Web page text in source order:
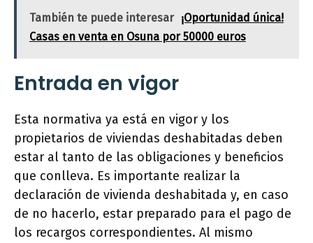
También te puede interesar ¡Oportunidad única!
Casas en venta en Osuna por 50000 euros
Entrada en vigor
Esta normativa ya está en vigor y los
propietarios de viviendas deshabitadas deben
estar al tanto de las obligaciones y beneficios
que conlleva. Es importante realizar la
declaración de vivienda deshabitada y, en caso
de no hacerlo, estar preparado para el pago de
los recargos correspondientes. Al mismo